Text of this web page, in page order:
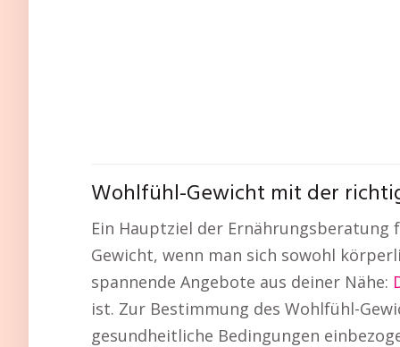
Wohlfühl-Gewicht mit der
Ein Hauptziel der Ernährungsberatung
Gewicht, wenn man sich sowohl
spannende Angebote aus deiner Nähe:
ist. Zur Bestimmung des Wohlfühl-
gesundheitliche Bedingungen